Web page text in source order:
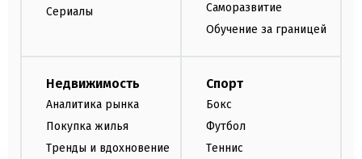
Сериалы
Саморазвитие
Обучение за границей
Недвижимость
Аналитика рынка
Покупка жилья
Тренды и вдохновение
Спорт
Бокс
Футбол
Теннис